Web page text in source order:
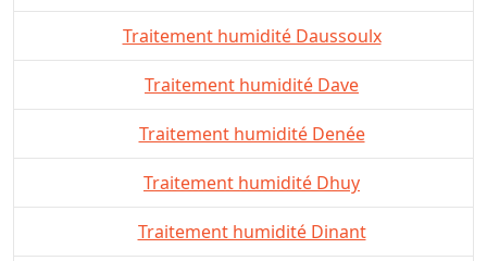
Traitement humidité Daussoulx
Traitement humidité Dave
Traitement humidité Denée
Traitement humidité Dhuy
Traitement humidité Dinant